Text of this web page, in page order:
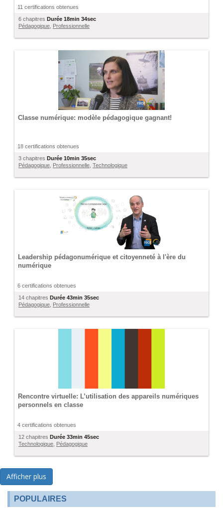
11 certifications obtenues
6 chapitres Durée 18min 34sec
Pédagogique Professionnelle
Classe numérique: modèle pédagogique gagnant!
18 certifications obtenues
3 chapitres Durée 10min 35sec
Pédagogique Professionnelle Technologique
Leadership pédagonumérique et citoyenneté à l'ère du
numérique
6 certifications obtenues
14 chapitres Durée 43min 35sec
Pédagogique Professionnelle
Rencontre virtuelle: L’utilisation des appareils numériques
personnels en classe
4 certifications obtenues
12 chapitres Durée 33min 45sec
Technologique Pédagogique
Afficher plus
POPULAIRES